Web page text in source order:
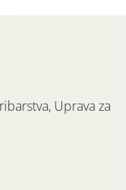
Uprava za